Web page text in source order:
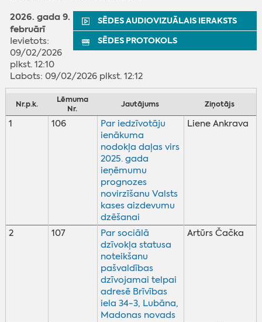
SĒDES AUDIOVIZUĀLAIS IERAKSTS
SĒDES PROTOKOLS
2026. gada 9.
februārī
Ievietots:
09/02/2026
plkst. 12:10
Labots: 09/02/2026 plkst. 12:12
Nr.p.k.
Lēmuma
Nr.
Jautājums Ziņotājs
1 106
Par iedzīvotāju
ienākuma
nodokļa daļas virs
2025. gada
ieņēmumu
prognozes
novirzīšanu Valsts
kases aizdevumu
dzēšanai
Liene Ankrava
2 107
Par sociālā
dzīvokļa statusa
noteikšanu
pašvaldības
dzīvojamai telpai
adresē Brīvības
iela 34-3, Lubāna,
Madonas novads
Artūrs Čačka